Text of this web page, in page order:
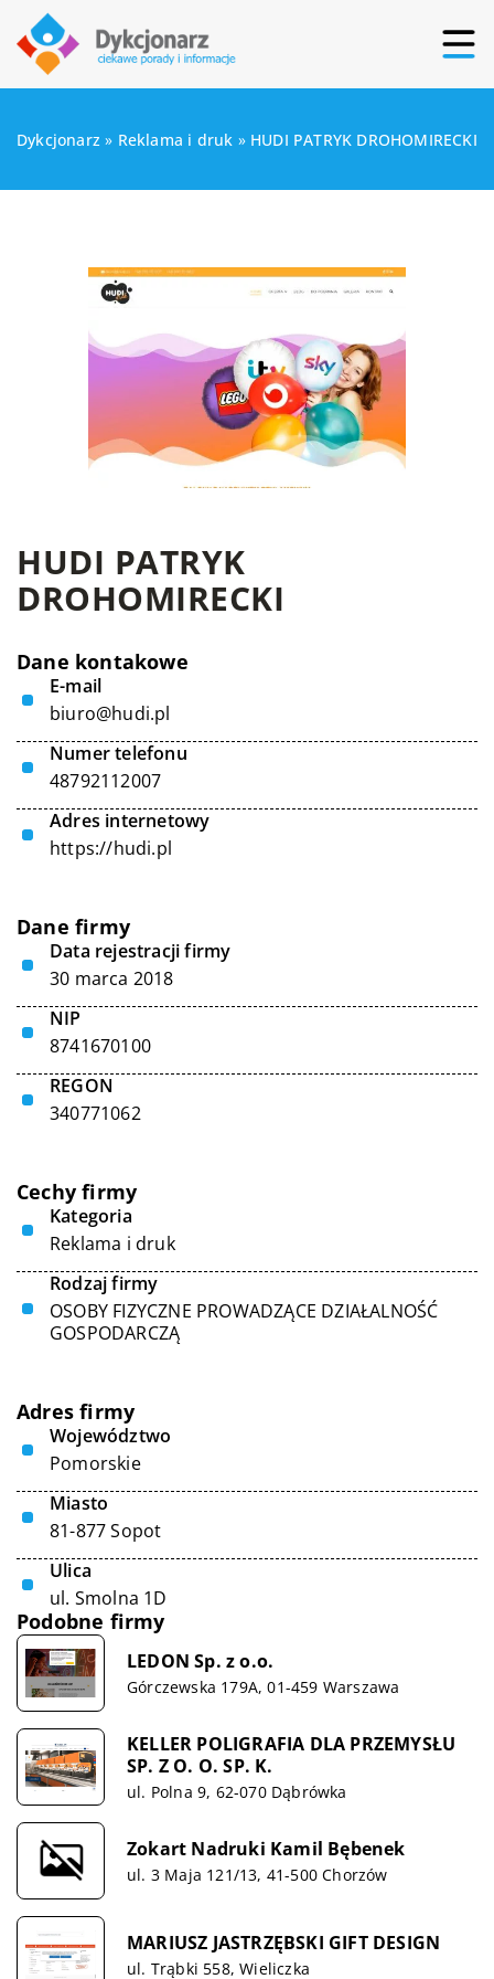
Dykcjonarz » Reklama i druk » HUDI PATRYK DROHOMIRECKI
HUDI PATRYK
DROHOMIRECKI
Dane kontakowe
E-mail
biuro@hudi.pl
Numer telefonu
48792112007
Adres internetowy
https://hudi.pl
Dane firmy
Data rejestracji firmy
30 marca 2018
NIP
8741670100
REGON
340771062
Cechy firmy
Kategoria
Reklama i druk
Rodzaj firmy
OSOBY FIZYCZNE PROWADZĄCE DZIAŁALNOŚĆ
GOSPODARCZĄ
Adres firmy
Województwo
Pomorskie
Miasto
81-877 Sopot
Ulica
ul. Smolna 1D
Podobne firmy
LEDON Sp. z o.o.
Górczewska 179A, 01-459 Warszawa
KELLER POLIGRAFIA DLA PRZEMYSŁU
SP. Z O. O. SP. K.
ul. Polna 9, 62-070 Dąbrówka
Zokart Nadruki Kamil Bębenek
ul. 3 Maja 121/13, 41-500 Chorzów
MARIUSZ JASTRZĘBSKI GIFT DESIGN
ul. Trąbki 558, Wieliczka